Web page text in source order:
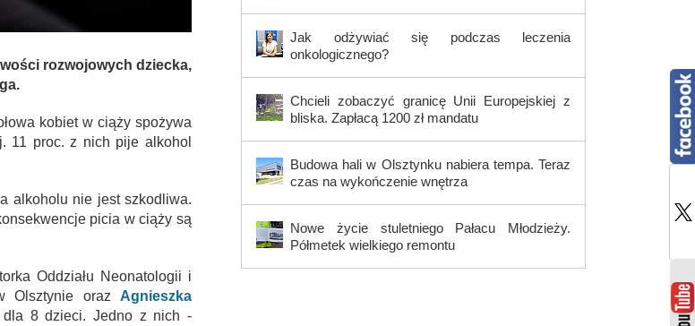
rozwojowych dziecka,
kobiet w ciąży spożywa
11 proc. z nich pije alkohol
alkoholu nie jest szkodliwa.
picia w ciąży są
Oddziału Neonatologii i
Olsztynie oraz Agnieszka
dla 8 dzieci. Jedno z nich -
Jak odżywiać się podczas leczenia
onkologicznego?
Chcieli zobaczyć granicę Unii Europejskiej z
bliska. Zapłacą 1200 zł mandatu
Budowa hali w Olsztynku nabiera tempa. Teraz
czas na wykończenie wnętrza
Nowe życie stuletniego Pałacu Młodzieży.
Półmetek wielkiego remontu